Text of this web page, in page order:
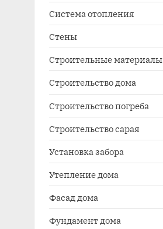
Система отопления
Стены
Строительные материалы
Строительство дома
Строительство погреба
Строительство сарая
Установка забора
Утепление дома
Фасад дома
Фундамент дома